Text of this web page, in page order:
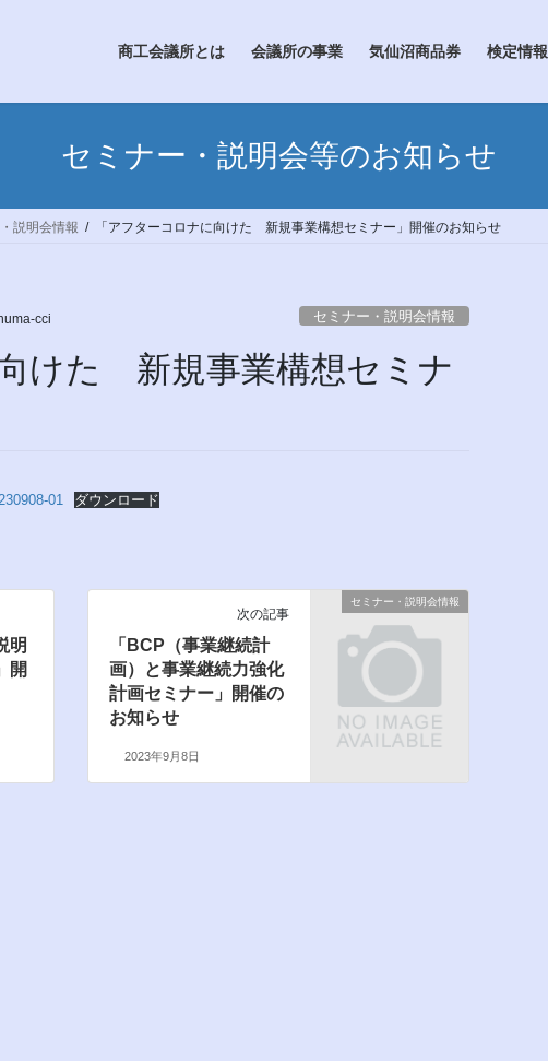
商工会議所とは 会議所の事業 気仙沼商品券 検定情報
セミナー・説明会等のお知らせ
説明会情報 「アフターコロナに向けた 新規事業構想セミナー」開催のお知らせ
cci セミナー・説明会情報
けた 新規事業構想セミナ
01 ダウンロード
明
開
セミナー・説明会情報
次の記事
「BCP（事業継続計
画）と事業継続力強化
計画セミナー」開催の
お知らせ
2023年9月8日